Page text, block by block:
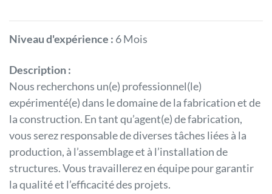
Niveau d'expérience : 6 Mois
Description :
Nous recherchons un(e) professionnel(le)
expérimenté(e) dans le domaine de la fabrication et de
la construction. En tant qu’agent(e) de fabrication,
vous serez responsable de diverses tâches liées à la
production, à l’assemblage et à l’installation de
structures. Vous travaillerez en équipe pour garantir
la qualité et l’efficacité des projets.